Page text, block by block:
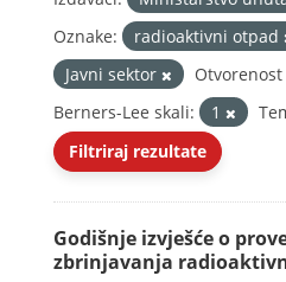
Oznake:
radioaktivni otpad
Javni sektor
Berners-Lee skali:
1
Filtriraj rezultate
Godišnje izvješće o
zbrinjavanja